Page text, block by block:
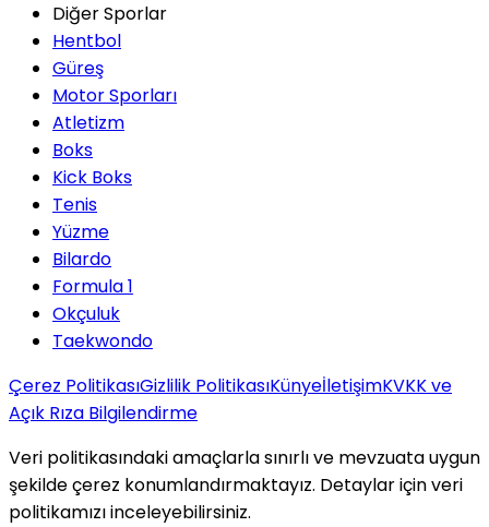
Diğer Sporlar
Hentbol
Güreş
Motor Sporları
Atletizm
Boks
Kick Boks
Tenis
Yüzme
Bilardo
Formula 1
Okçuluk
Taekwondo
Çerez PolitikasıGizlilik PolitikasıKünyeİletişimKVKK ve
Açık Rıza Bilgilendirme
Veri politikasındaki amaçlarla sınırlı ve mevzuata uygun
şekilde çerez konumlandırmaktayız. Detaylar için veri
politikamızı inceleyebilirsiniz.